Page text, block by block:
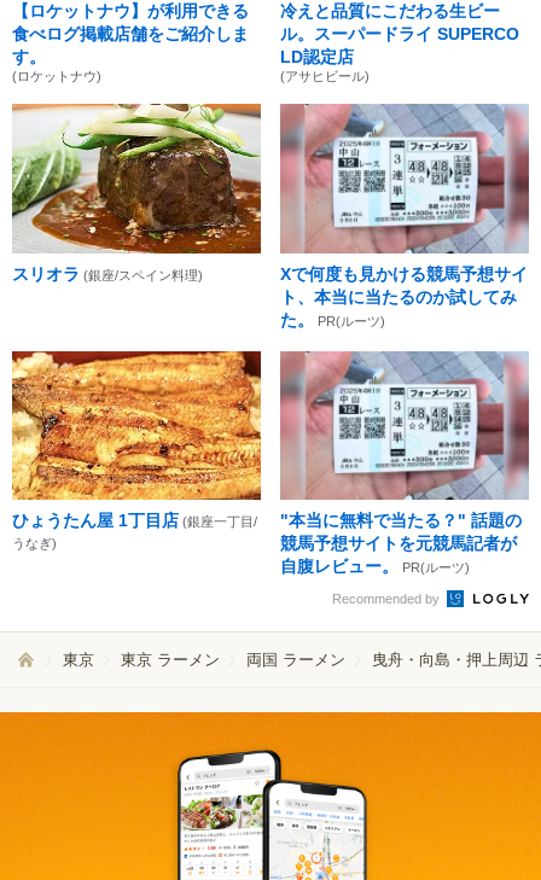
【ロケットナウ】が利用できる
食べログ掲載店舗をご紹介しま
す。
(ロケットナウ)
冷えと品質にこだわる生ビー
ル。スーパードライ SUPERCO
LD認定店
(アサヒビール)
スリオラ (銀座/スペイン料理)
Xで何度も見かける競馬予想サイ
ト、本当に当たるのか試してみ
た。
PR(ルーツ)
ひょうたん屋 1丁目店 (銀座一丁目/
うなぎ)
"本当に無料で当たる？" 話題の
競馬予想サイトを元競馬記者が
自腹レビュー。
PR(ルーツ)
Recommended by
東京 東京 ラーメン 両国 ラーメン 曳舟・向島・押上周辺